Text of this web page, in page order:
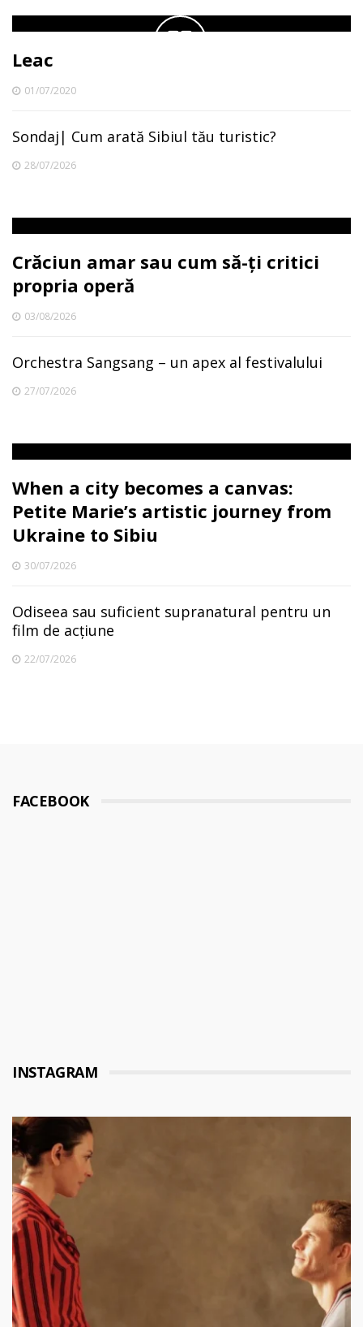
Leac
01/07/2020
Sondaj| Cum arată Sibiul tău turistic?
28/07/2026
Crăciun amar sau cum să-ți critici
propria operă
03/08/2026
Orchestra Sangsang – un apex al festivalului
27/07/2026
When a city becomes a canvas:
Petite Marie’s artistic journey from
Ukraine to Sibiu
30/07/2026
Odiseea sau suficient supranatural pentru un
film de acțiune
22/07/2026
FACEBOOK
INSTAGRAM